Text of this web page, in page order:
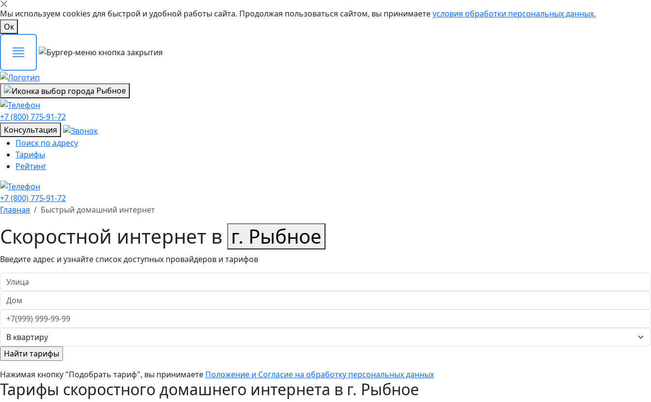
Мы используем cookies для быстрой и удобной работы сайта. Продолжая пользоваться сайтом, вы принимаетеусловия обработки персональных данных.
Ок
Рыбное
+7 (800) 775-91-72
Консультация
Поиск по адресу
Тарифы
Рейтинг
+7 (800) 775-91-72
Главная
Быстрый домашний интернет
Скоростной интернет в г. Рыбное
Введите адрес и узнайте список доступных провайдеров и тарифов
Нажимая кнопку "Подобрать тариф", вы принимаете Положение и Согласие на обработку персональных данных
Тарифы скоростного домашнего интернета в г. Рыбное